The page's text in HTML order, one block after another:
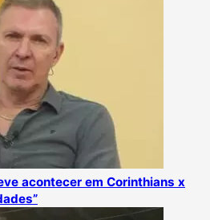
acontecer em Corinthians x